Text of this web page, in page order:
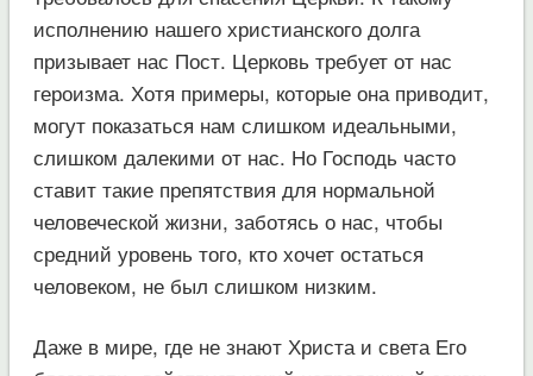
исполнению нашего христианского долга
призывает нас Пост. Церковь требует от нас
героизма. Хотя примеры, которые она приводит,
могут показаться нам слишком идеальными,
слишком далекими от нас. Но Господь часто
ставит такие препятствия для нормальной
человеческой жизни, заботясь о нас, чтобы
средний уровень того, кто хочет остаться
человеком, не был слишком низким.
Даже в мире, где не знают Христа и света Его